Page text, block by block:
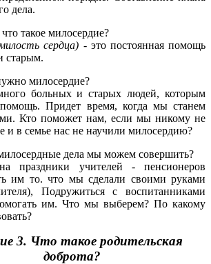
дела.
такое милосердие?
сердца) - это постоянная помощь
старым.
милосердие?
больных и старых людей, которым
Придет время, когда мы станем
Кто поможет нам, если мы никому не
и в семье нас не научили милосердию?
дела мы можем совершить?
праздники учителей - пенсионеров
им то. что мы сделали своими руками
Подружиться с воспитанниками
им. Что мы выберем? По какому
3. Что такое родительская
доброта?